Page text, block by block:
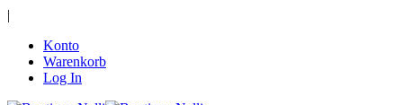
|
Konto
Warenkorb
Log In